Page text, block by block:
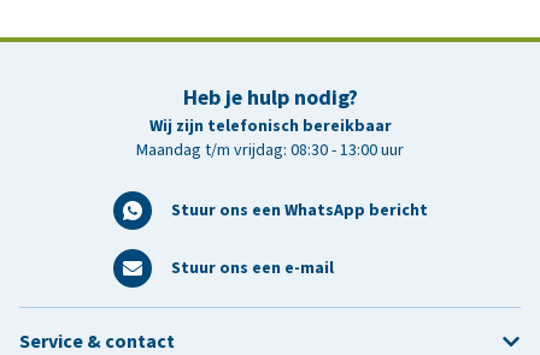
Heb je hulp nodig?
Wij zijn telefonisch bereikbaar
Maandag t/m vrijdag: 08:30 - 13:00 uur
Stuur ons een WhatsApp bericht
Stuur ons een e-mail
Service & contact